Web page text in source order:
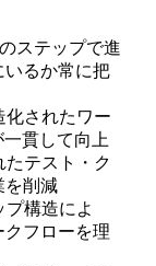
ステップで進
いるか常に把
されたワー
貫して向上
たテスト・ク
を削減
プ構造によ
クフローを理